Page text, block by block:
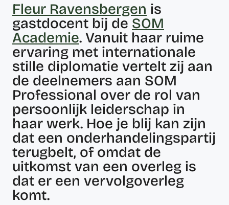
Fleur Ravensbergen is
gastdocent bij de SOM
Academie. Vanuit haar ruime
ervaring met internationale
stille diplomatie vertelt zij aan
de deelnemers aan SOM
Professional over de rol van
persoonlijk leiderschap in
haar werk. Hoe je blij kan zijn
dat een onderhandelingspartij
terugbelt, of omdat de
uitkomst van een overleg is
dat er een vervolgoverleg
komt.